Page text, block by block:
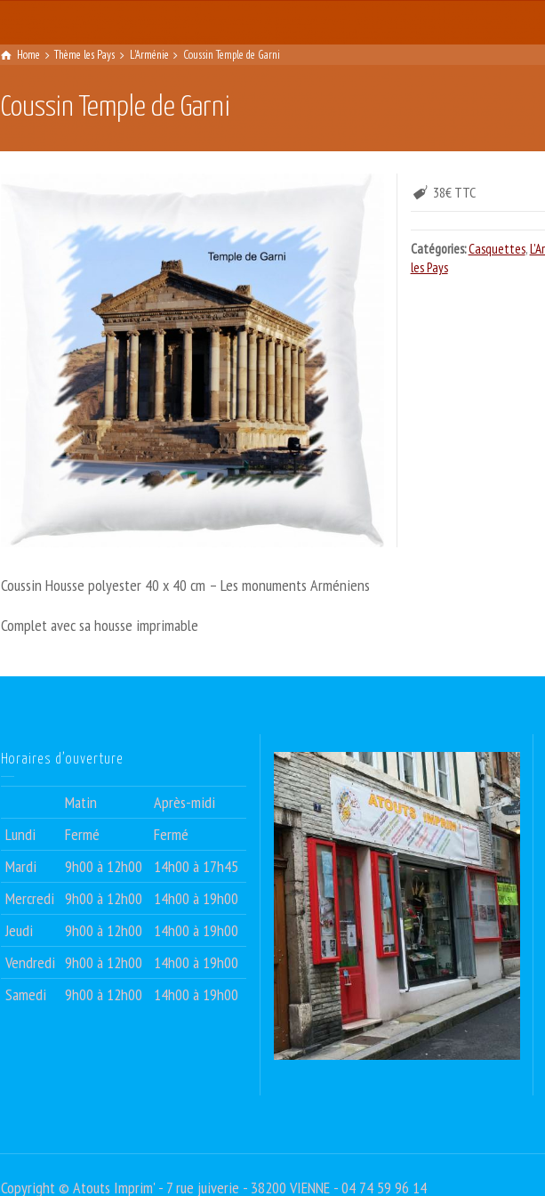
Home Thème les Pays L'Arménie Coussin Temple de Garni
Coussin Temple de Garni
38€ TTC
Catégories:Casquettes,
les Pays
Coussin Housse polyester 40 x 40 cm – Les monuments Arméniens
Complet avec sa housse imprimable
Horaires d’ouverture
Matin
Après-midi
Lundi
Fermé
Fermé
Mardi
9h00 à 12h00
14h00 à 17h45
Mercredi 9h00 à 12h00
14h00 à 19h00
Jeudi
9h00 à 12h00
14h00 à 19h00
Vendredi 9h00 à 12h00
14h00 à 19h00
Samedi
9h00 à 12h00 14h00 à 19h00
Copyright © Atouts Imprim' - 7 rue juiverie - 38200 VIENNE - 04 74 59 96 14